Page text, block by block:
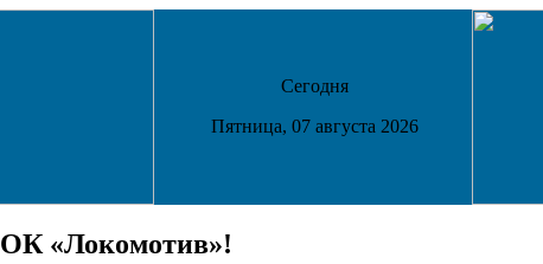
Сегодня
Пятница, 07 августа 2026
«Локомотив»!